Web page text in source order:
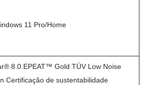
11 Pro/Home
8.0 EPEAT™ Gold TÜV Low Noise
Certificação de sustentabilidade